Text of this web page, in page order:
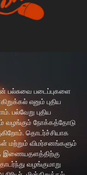
பல்சுவை படைப்புகளை
எனும் புதிய
புதிய
வழங்கும் நோக்கத்தோடு
தொடர்ச்சியாக
மற்றும் விமர்சனங்களும்
இணையதளத்திற்கு
வழங்குமாறு